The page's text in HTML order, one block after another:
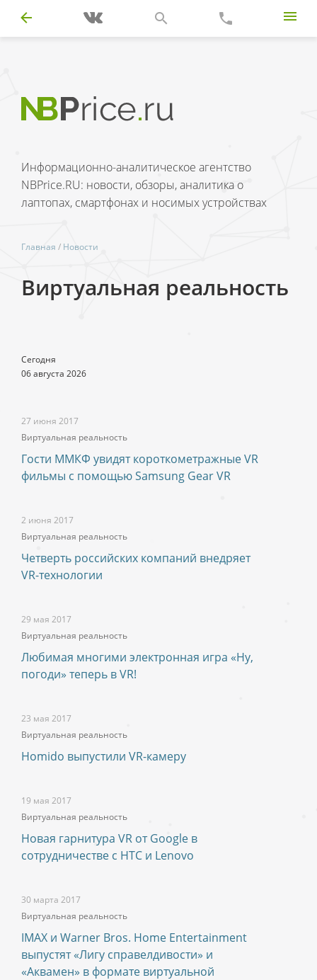
Информационно-аналитическое агентство
NBPrice.RU: новости, обзоры, аналитика о
лаптопах, смартфонах и носимых устройствах
Главная / Новости
Виртуальная реальность
Сегодня
06 августа 2026
27 июня 2017
Виртуальная реальность
Гости ММКФ увидят короткометражные VR
фильмы c помощью Samsung Gear VR
2 июня 2017
Виртуальная реальность
Четверть российских компаний внедряет
VR-технологии
29 мая 2017
Виртуальная реальность
Любимая многими электронная игра «Ну,
погоди» теперь в VR!
23 мая 2017
Виртуальная реальность
Homido выпустили VR-камеру
19 мая 2017
Виртуальная реальность
Новая гарнитура VR от Google в
сотрудничестве с HTC и Lenovo
30 марта 2017
Виртуальная реальность
IMAX и Warner Bros. Home Entertainment
выпустят «Лигу справелдивости» и
«Аквамен» в формате виртуальной